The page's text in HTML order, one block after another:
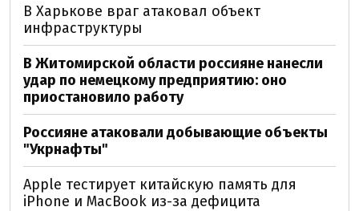
В Харькове враг атаковал объект
инфраструктуры
В Житомирской области россияне нанесли
удар по немецкому предприятию: оно
приостановило работу
Россияне атаковали добывающие объекты
"Укрнафты"
Apple тестирует китайскую память для
iPhone и MacBook из-за дефицита